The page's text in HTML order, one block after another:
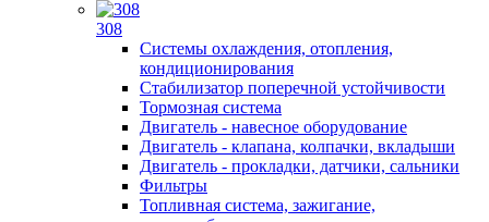
308
Системы охлаждения, отопления,
кондиционирования
Стабилизатор поперечной устойчивости
Тормозная система
Двигатель - навесное оборудование
Двигатель - клапана, колпачки, вкладыши
Двигатель - прокладки, датчики, сальники
Фильтры
Топливная система, зажигание,